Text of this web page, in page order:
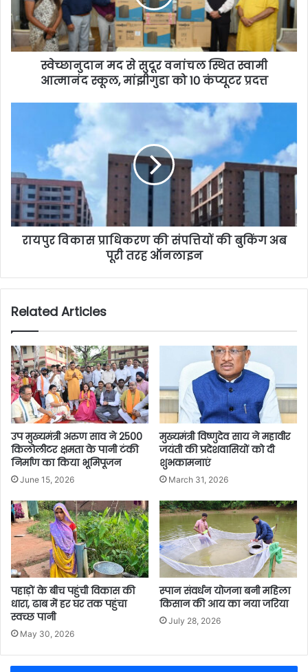
स्वेच्छानुदान मद से सुदूर वनांचल स्थित स्वामी
आत्मानंद स्कूल, मांझीगुडा को 10 कंप्यूटर प्रदत्त
रायपुर विकास प्राधिकरण की संपत्तियों की बुकिंग अब
पूरी तरह ऑनलाइन
Related Articles
उप मुख्यमंत्री अरुण साव ने 2500
किलोलीटर क्षमता के पानी टंकी
निर्माण का किया भूमिपूजन
June 15, 2026
मुख्यमंत्री विष्णुदेव साय ने महावीर
जयंती की प्रदेशवासियों को दी
शुभकामनाएं
March 31, 2026
पहाड़ों के बीच पहुंची विकास की
धारा, ढाब में हर घर तक पहुंचा
स्वच्छ पानी
May 30, 2026
स्पान संवर्धन योजना बनी महिला
किसान की आय का नया जरिया
July 28, 2026